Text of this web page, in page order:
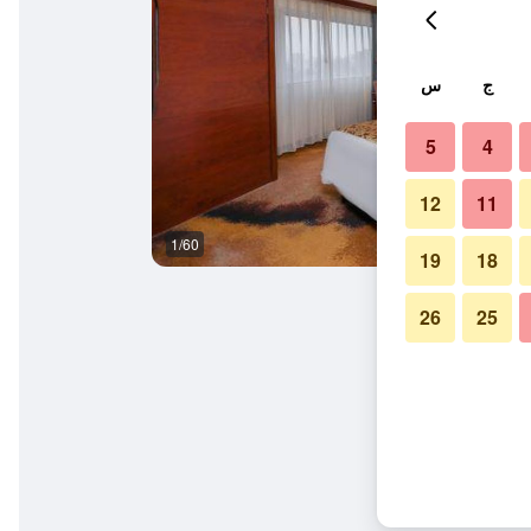
1/60
ج س
4
5
11
12
18
19
25
26